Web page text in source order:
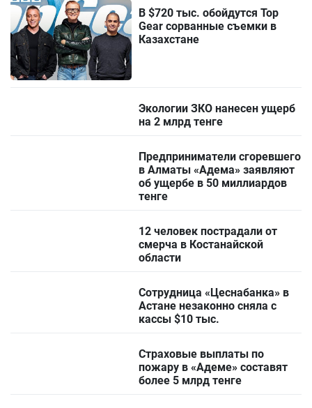
В $720 тыс. обойдутся Top
Gear сорванные съемки в
Казахстане
Экологии ЗКО нанесен ущерб
на 2 млрд тенге
Предприниматели сгоревшего
в Алматы «Адема» заявляют
об ущербе в 50 миллиардов
тенге
12 человек пострадали от
смерча в Костанайской
области
Сотрудница «Цеснабанка» в
Астане незаконно сняла с
кассы $10 тыс.
Страховые выплаты по
пожару в «Адеме» составят
более 5 млрд тенге